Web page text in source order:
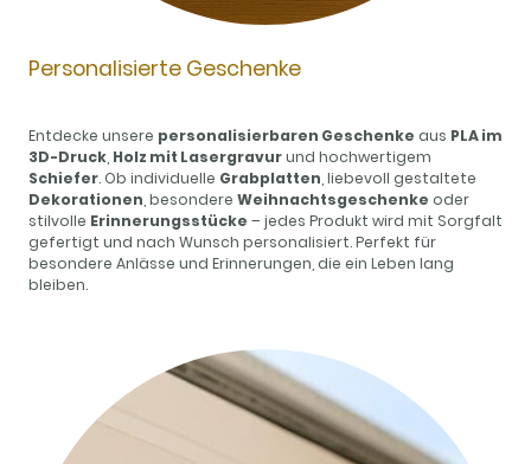
Personalisierte Geschenke
Entdecke unsere personalisierbaren Geschenke aus PLA im
3D-Druck Holz mit Lasergravurund hochwertigem
Schiefer. Ob individuelle Grabplatten , liebevoll gestaltete
Dekorationen , besondere Weihnachtsgeschenke oder
stilvolle Erinnerungsstücke – jedes Produkt wird mit Sorgfalt
gefertigt und nach Wunsch personalisiert. Perfekt für
besondere Anlässe und Erinnerungen, die ein Leben lang
bleiben.